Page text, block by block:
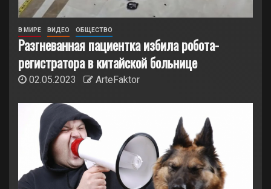
В МИРЕ ВИДЕО ОБЩЕСТВО
Разгневанная пациентка избила робота-
регистратора в китайской больнице
02.05.2023 ArteFaktor